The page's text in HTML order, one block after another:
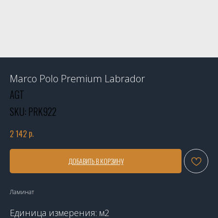
Marco Polo Premium Labrador
AGT
SKU: PRK922
2 142 р.
ДОБАВИТЬ В КОРЗИНУ
Ламинат
Единица измерения: м2